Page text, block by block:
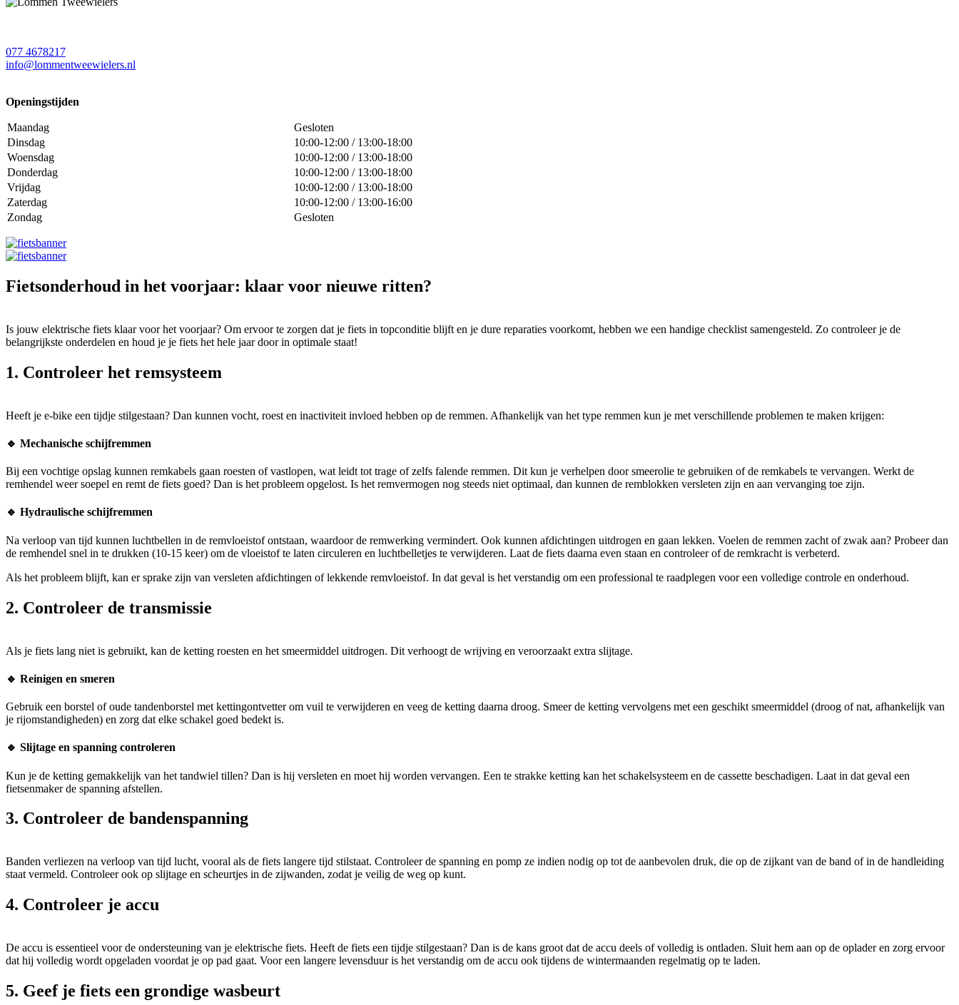
077 4678217
info@lommentweewielers.nl
Openingstijden
Maandag
Gesloten
Dinsdag
10:00-12:00 / 13:00-18:00
Woensdag
10:00-12:00 / 13:00-18:00
Donderdag
10:00-12:00 / 13:00-18:00
Vrijdag
10:00-12:00 / 13:00-18:00
Zaterdag
10:00-12:00 / 13:00-16:00
Zondag
Gesloten
Fietsonderhoud in het voorjaar: klaar voor nieuwe ritten?
Is jouw elektrische fiets klaar voor het voorjaar? Om ervoor te zorgen dat je fiets in topconditie blijft en je dure reparaties voorkomt, hebben we een handige checklist samengesteld. Zo controleer je de
belangrijkste onderdelen en houd je je fiets het hele jaar door in optimale staat!
1. Controleer het remsysteem
Heeft je e-bike een tijdje stilgestaan? Dan kunnen vocht, roest en inactiviteit invloed hebben op de remmen. Afhankelijk van het type remmen kun je met verschillende problemen te maken krijgen:
🔹 Mechanische schijfremmen
Bij een vochtige opslag kunnen remkabels gaan roesten of vastlopen, wat leidt tot trage of zelfs falende remmen. Dit kun je verhelpen door smeerolie te gebruiken of de remkabels te vervangen. Werkt de
remhendel weer soepel en remt de fiets goed? Dan is het probleem opgelost. Is het remvermogen nog steeds niet optimaal, dan kunnen de remblokken versleten zijn en aan vervanging toe zijn.
🔹 Hydraulische schijfremmen
Na verloop van tijd kunnen luchtbellen in de remvloeistof ontstaan, waardoor de remwerking vermindert. Ook kunnen afdichtingen uitdrogen en gaan lekken. Voelen de remmen zacht of zwak aan? Probeer dan
de remhendel snel in te drukken (10-15 keer) om de vloeistof te laten circuleren en luchtbelletjes te verwijderen. Laat de fiets daarna even staan en controleer of de remkracht is verbeterd.
Als het probleem blijft, kan er sprake zijn van versleten afdichtingen of lekkende remvloeistof. In dat geval is het verstandig om een professional te raadplegen voor een volledige controle en onderhoud.
2. Controleer de transmissie
Als je fiets lang niet is gebruikt, kan de ketting roesten en het smeermiddel uitdrogen. Dit verhoogt de wrijving en veroorzaakt extra slijtage.
🔹 Reinigen en smeren
Gebruik een borstel of oude tandenborstel met kettingontvetter om vuil te verwijderen en veeg de ketting daarna droog. Smeer de ketting vervolgens met een geschikt smeermiddel (droog of nat, afhankelijk van
je rijomstandigheden) en zorg dat elke schakel goed bedekt is.
🔹 Slijtage en spanning controleren
Kun je de ketting gemakkelijk van het tandwiel tillen? Dan is hij versleten en moet hij worden vervangen. Een te strakke ketting kan het schakelsysteem en de cassette beschadigen. Laat in dat geval een
fietsenmaker de spanning afstellen.
3. Controleer de bandenspanning
Banden verliezen na verloop van tijd lucht, vooral als de fiets langere tijd stilstaat. Controleer de spanning en pomp ze indien nodig op tot de aanbevolen druk, die op de zijkant van de band of in de handleiding
staat vermeld. Controleer ook op slijtage en scheurtjes in de zijwanden, zodat je veilig de weg op kunt.
4. Controleer je accu
De accu is essentieel voor de ondersteuning van je elektrische fiets. Heeft de fiets een tijdje stilgestaan? Dan is de kans groot dat de accu deels of volledig is ontladen. Sluit hem aan op de oplader en zorg ervoor
dat hij volledig wordt opgeladen voordat je op pad gaat. Voor een langere levensduur is het verstandig om de accu ook tijdens de wintermaanden regelmatig op te laden.
5. Geef je fiets een grondige wasbeurt